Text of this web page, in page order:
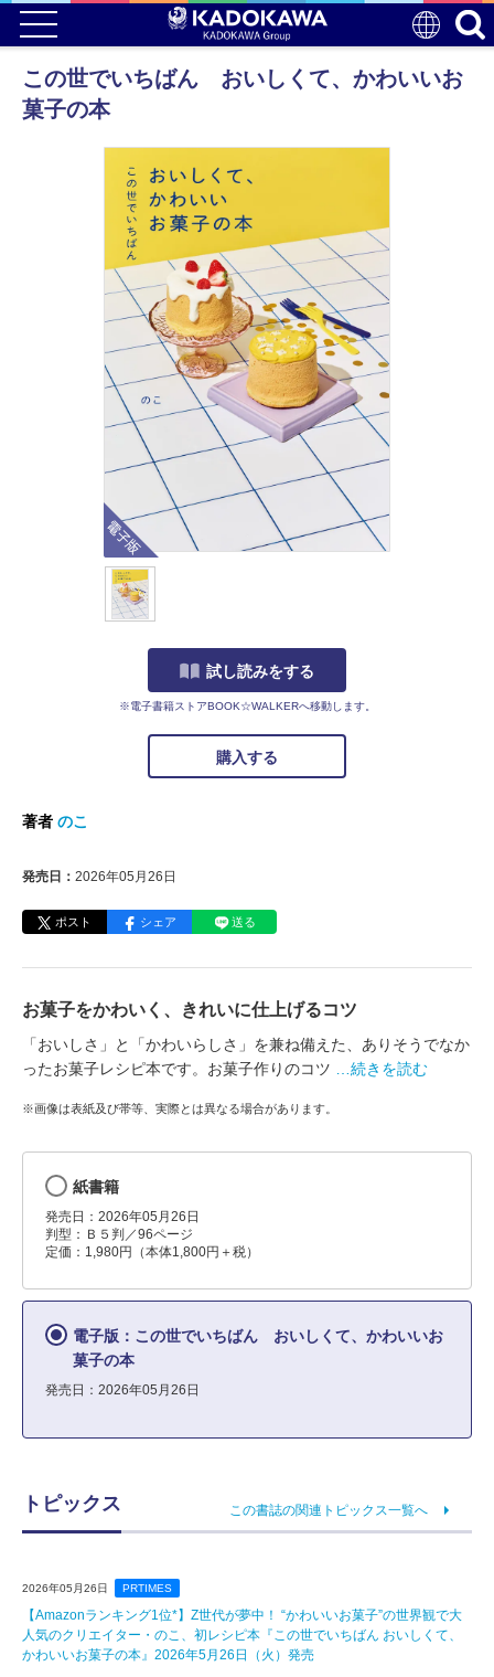
この世でいちばん おいしくて、かわいいお
菓子の本
電子版
試し読みをする
※電子書籍ストアBOOK☆WALKERへ移動します。
購入する
著者 のこ
発売日： 2026年05月26日
ポスト シェア 送る
お菓子をかわいく、きれいに仕上げるコツ
「おいしさ」と「かわいらしさ」を兼ね備えた、ありそうでなか
ったお菓子レシピ本です。お菓子作りのコツ
…続きを読む
※画像は表紙及び帯等、実際とは異なる場合があります。
紙書籍
発売日：2026年05月26日
判型：Ｂ５判／96ページ
定価：1,980円（本体1,800円＋税）
電子版：この世でいちばん おいしくて、かわいいお
菓子の本
発売日：2026年05月26日
トピックス この書誌の関連トピックス一覧へ
2026年05月26日 PRTIMES
【Amazonランキング1位*】Z世代が夢中！ “かわいいお菓子”の世界観で大
人気のクリエイター・のこ、初レシピ本『この世でいちばん おいしくて、
かわいいお菓子の本』2026年5月26日（火）発売